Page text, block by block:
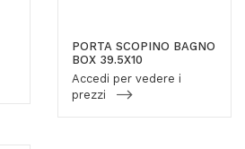
PORTA SCOPINO BAGNO
BOX 39.5X10
Accedi per vedere i
prezzi